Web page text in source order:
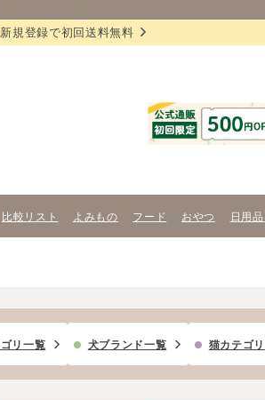
新規登録で初回送料無料
比較リスト よみもの フード おやつ 日用
リ一覧 犬ブランド一覧 猫カテゴ